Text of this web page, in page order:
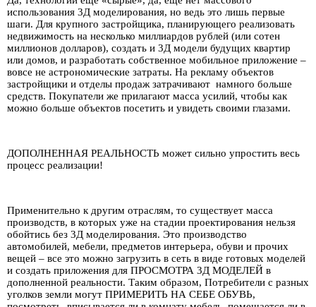
использования 3Д моделирования, но ведь это лишь первые
шаги. Для крупного застройщика, планирующего реализовать
недвижимость на несколько миллиардов рублей (или сотен
миллионов долларов), создать и 3Д модели будущих квартир
или домов, и разработать собственное мобильное приложение –
вовсе не астрономические затраты. На рекламу объектов
застройщики и отделы продаж затрачивают намного больше
средств. Покупатели же прилагают масса усилий, чтобы как
можно больше объектов посетить и увидеть своими глазами.
ДОПОЛНЕННАЯ РЕАЛЬНОСТЬ может сильно упростить весь
процесс реализации!
Применительно к другим отраслям, то существует масса
производств, в которых уже на стадии проектирования нельзя
обойтись без 3Д моделирования. Это производство
автомобилей, мебели, предметов интерьера, обуви и прочих
вещей – все это можно загрузить в сеть в виде готовых моделей
и создать приложения для ПРОСМОТРА 3Д МОДЕЛЕЙ в
дополненной реальности. Таким образом, Потребители с разных
уголков земли могут ПРИМЕРИТЬ НА СЕБЕ ОБУВЬ,